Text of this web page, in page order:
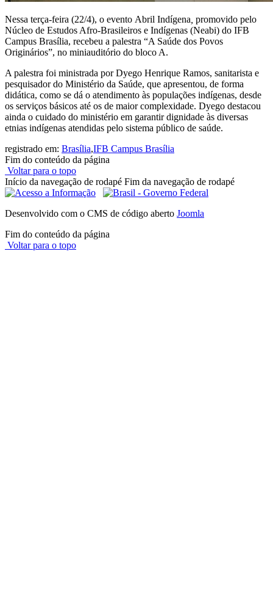
Nessa terça-feira (22/4), o evento Abril Indígena promovido pelo
Núcleo de Estudos Afro-Brasileiros e Indígenas (Neabi) do IFB
Campus Brasília, recebeu a palestra “A Saúde dos Povos
Originários”, no miniauditório do bloco A.
A palestra foi ministrada por Dyego Henrique Ramos, sanitarista e
pesquisador do Ministério da Saúde, que apresentou, de forma
didática, como se dá o atendimento às populações indígenas, desde
os serviços básicos até os de maior complexidade. Dyego destacou
ainda o cuidado do ministério em garantir dignidade às diversas
etnias indígenas atendidas pelo sistema público de saúde.
registrado em: Brasília,IFB Campus Brasília
Fim do conteúdo da página
Voltar para o topo
Início da navegação de rodapé Fim da navegação de rodapé
Desenvolvido com o CMS de código aberto Joomla
Fim do conteúdo da página
Voltar para o topo